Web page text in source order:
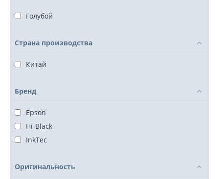
Голубой
Страна производства
Китай
Бренд
Epson
Hi-Black
InkTec
Оригинальность